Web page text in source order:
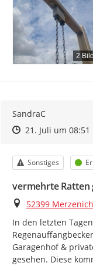
2
SandraC
Zeitpunkt des
Zeitpunkt des
21. Juli um 08:51
Kategorie
Sonstiges
vermehrte Ratten
Ort
52399
In den letzten
Garagenhof &
gesehen. Diese